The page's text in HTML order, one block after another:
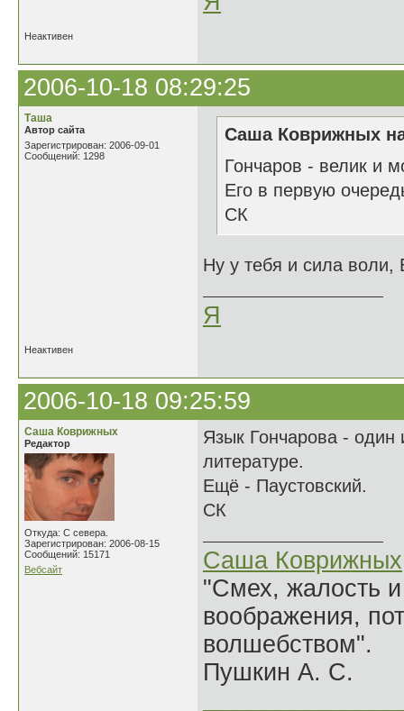
Неактивен
2006-10-18 08:29:25
Таша
Автор сайта
Зарегистрирован: 2006-09-01
Сообщений: 1298
Саша Коврижных
Гончаров - велик и
Его в первую
СК
Ну у тебя и сила воли,
Я
Неактивен
2006-10-18 09:25:59
Саша Коврижных
Редактор
Откуда: С севера.
Зарегистрирован: 2006-08-15
Сообщений: 15171
Вебсайт
Язык Гончарова - один
литературе.
Ещё - Паустовский.
СК
Саша Коврижных
"Смех, жалость
воображения,
волшебством".
Пушкин А. С.